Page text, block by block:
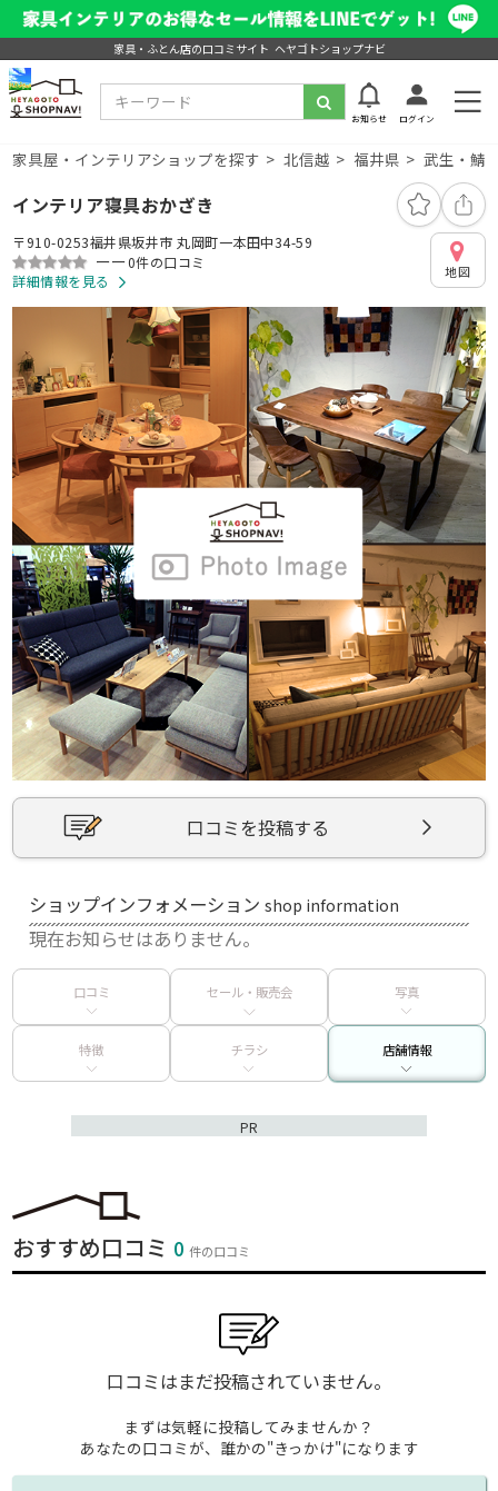
家具・ふとん店の口コミサイト ヘヤゴトショップナビ
お知らせ ログイン
家具屋・インテリアショップを探す 北信越 福井県 武生・鯖
インテリア寝具おかざき
〒910-0253福井県坂井市 丸岡町一本田中34-59
ーー0件の口コミ
詳細情報を見る
地図
口コミを投稿する
ショップインフォメーションshop information
現在お知らせはありません。
口コミ セール・販売会 写真
特徴 チラシ 店舗情報
PR
おすすめ口コミ 0件の口コミ
口コミはまだ投稿されていません。
まずは気軽に投稿してみませんか？
あなたの口コミが、誰かの"きっかけ"になります